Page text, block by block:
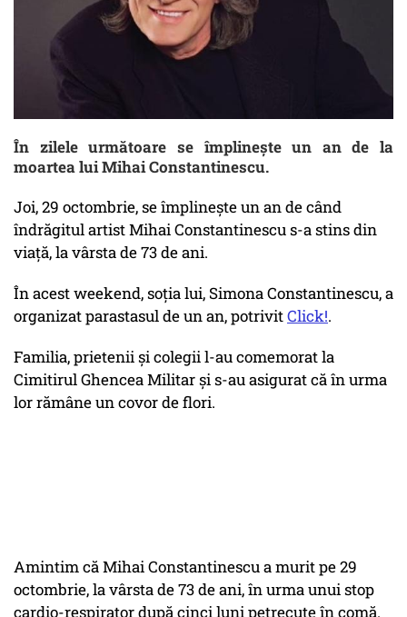
În zilele următoare se împlinește un an de la
moartea lui Mihai Constantinescu.
Joi, 29 octombrie, se împlinește un an de când
îndrăgitul artist Mihai Constantinescu s-a stins din
viață, la vârsta de 73 de ani.
În acest weekend, soția lui, Simona Constantinescu, a
organizat parastasul de un an, potrivitClick!.
Familia, prietenii și colegii l-au comemorat la
Cimitirul Ghencea Militar și s-au asigurat că în urma
lor rămâne un covor de flori.
Amintim că Mihai Constantinescu a murit pe 29
octombrie, la vârsta de 73 de ani, în urma unui stop
cardio-respirator după cinci luni petrecute în comă.